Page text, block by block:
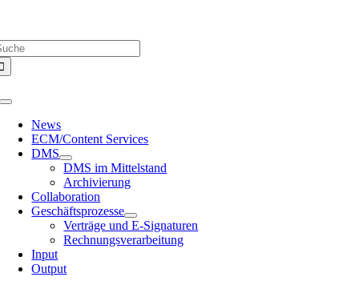
springen
Toggle
Navigation
News
ECM/Content Services
DMS
DMS im Mittelstand
Archivierung
Collaboration
Geschäftsprozesse
Verträge und E-Signaturen
Rechnungsverarbeitung
Input
Output